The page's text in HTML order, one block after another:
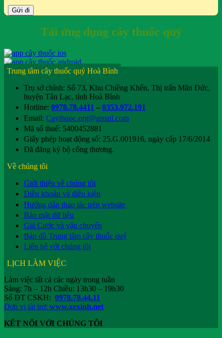
Tải ứng dụng cây thuốc quý
Trung tâm cây thuốc quý Hoà Bình
Trụ sở chính: Số 73, Khu Chiềng Khến, Thị trấn Mãn Đức,
huyện Tân Lạc, tỉnh Hoà Bình
Hotline: 0978.78.4411 – 0353.972.191
Email: Caythuoc.org@gmail.com
Mã số thuế: 5400452881
Giấy phép hoạt động số: 25.G.001916, ngày cấp 17/6/2014
Đã đăng ký bộ công thương.
Về chúng tôi
Giới thiệu về chúng tôi
Điều khoản và điều kiện
Hướng dẫn thao tác trên website
Bảo mật dữ liệu
Giá Cước và vận chuyển
Bản đồ Trung tâm cây thuốc quý
Liên hệ với chúng tôi
LỊCH LÀM VIỆC
Làm việc tất cả các ngày trong tuần
Sáng: 7h – 12h Chiều: 13h30 – 19h30
Số ĐT CSKH: 0978.78.44.11
Đơn vị tài trợ: www.xexinh.net
KẾT NỐI VỚI CHÚNG TÔI